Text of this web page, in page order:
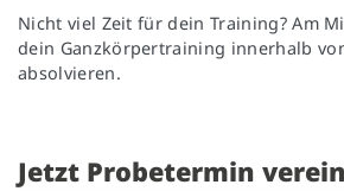
Nicht viel Zeit für dein Training? Am
dein Ganzkörpertraining innerhalb
absolvieren.
Jetzt Probetermin